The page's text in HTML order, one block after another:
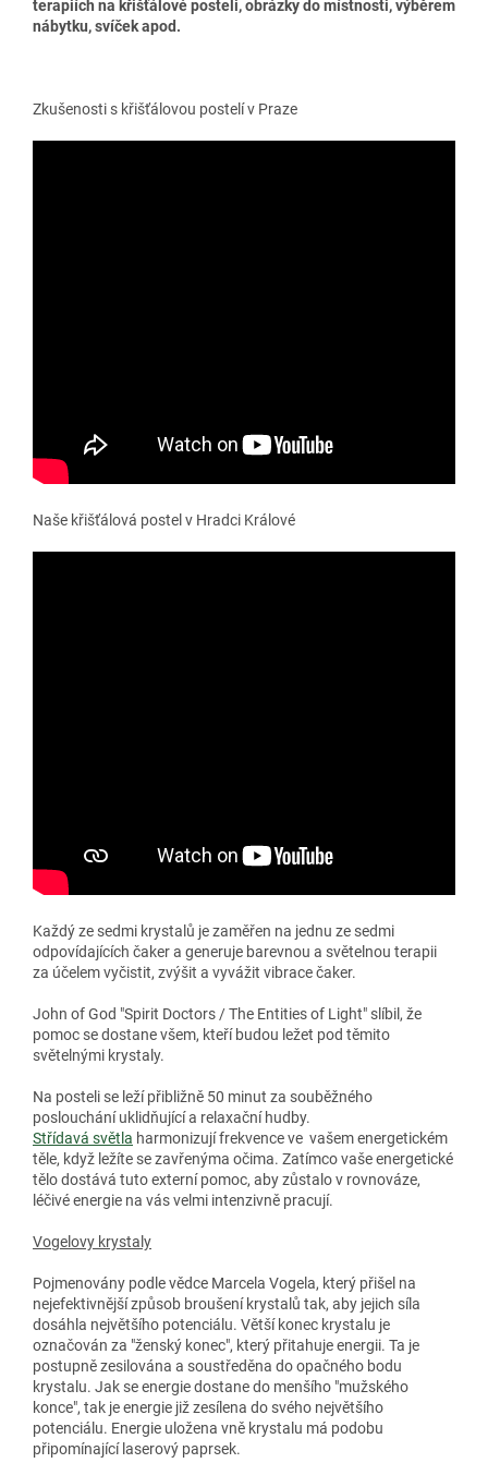
terapiích na křišťálové posteli, obrázky do místnosti, výběrem
nábytku, svíček apod.
Zkušenosti s křišťálovou postelí v Praze
Naše křišťálová postel v Hradci Králové
Každý ze sedmi krystalů je zaměřen na jednu ze sedmi
odpovídajících čaker a generuje barevnou a světelnou terapii
za účelem vyčistit, zvýšit a vyvážit vibrace čaker.
John of God "Spirit Doctors / The Entities of Light" slíbil, že
pomoc se dostane všem, kteří budou ležet pod těmito
světelnými krystaly.
Na posteli se leží přibližně 50 minut za souběžného
poslouchání uklidňující a relaxační hudby.
Střídavá světla harmonizují frekvence ve vašem energetickém
těle, když ležíte se zavřenýma očima. Zatímco vaše energetické
tělo dostává tuto externí pomoc, aby zůstalo v rovnováze,
léčivé energie na vás velmi intenzivně pracují.
Vogelovy krystaly
Pojmenovány podle vědce Marcela Vogela, který přišel na
nejefektivnější způsob broušení krystalů tak, aby jejich síla
dosáhla největšího potenciálu. Větší konec krystalu je
označován za "ženský konec", který přitahuje energii. Ta je
postupně zesilována a soustředěna do opačného bodu
krystalu. Jak se energie dostane do menšího "mužského
konce", tak je energie již zesílena do svého největšího
potenciálu. Energie uložena vně krystalu má podobu
připomínající laserový paprsek.